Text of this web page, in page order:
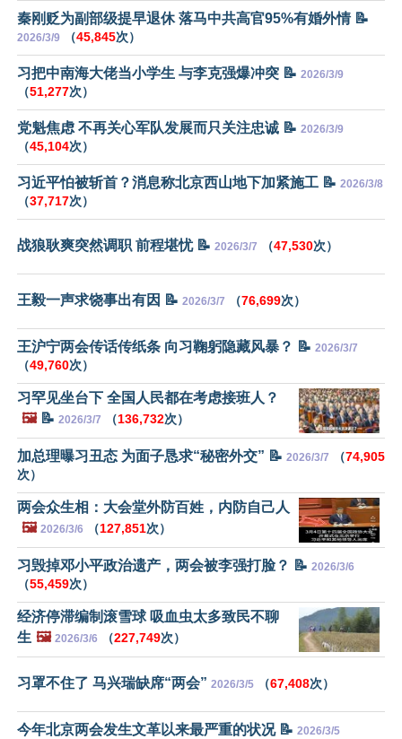
秦刚贬为副部级提早退休 落马中共高官95%有婚外情 📝
2026/3/9 （45,845次）
习把中南海大佬当小学生 与李克强爆冲突 📝 2026/3/9
（51,277次）
党魁焦虑 不再关心军队发展而只关注忠诚 📝 2026/3/9
（45,104次）
习近平怕被斩首？消息称北京西山地下加紧施工 📝 2026/3/8
（37,717次）
战狼耿爽突然调职 前程堪忧 📝 2026/3/7 （47,530次）
王毅一声求饶事出有因 📝 2026/3/7 （76,699次）
王沪宁两会传话传纸条 向习鞠躬隐藏风暴？ 📝 2026/3/7
（49,760次）
习罕见坐台下 全国人民都在考虑接班人？
🖼️📝 2026/3/7 （136,732次）
加总理曝习丑态 为面子恳求“秘密外交” 📝 2026/3/7 （74,905
次）
两会众生相：大会堂外防百姓，内防自己人
🖼️ 2026/3/6 （127,851次）
习毁掉邓小平政治遗产，两会被李强打脸？ 📝 2026/3/6
（55,459次）
经济停滞编制滚雪球 吸血虫太多致民不聊
生 🖼️ 2026/3/6 （227,749次）
习罩不住了 马兴瑞缺席“两会” 2026/3/5 （67,408次）
今年北京两会发生文革以来最严重的状况 📝 2026/3/5